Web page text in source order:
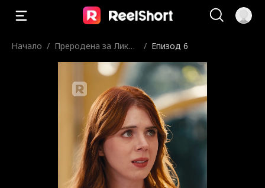
Начало / Преродена за Ликън
/ Епизод 6